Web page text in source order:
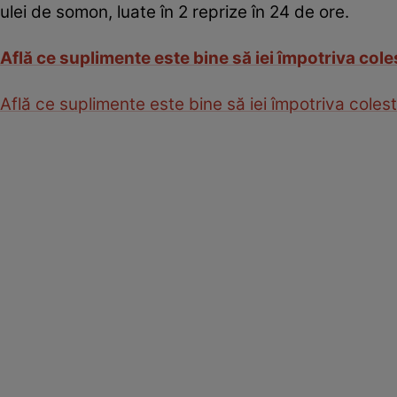
ulei de somon, luate în 2 reprize în 24 de ore.
Află ce suplimente este bine să iei împotriva
Află ce suplimente este bine să iei împotriva